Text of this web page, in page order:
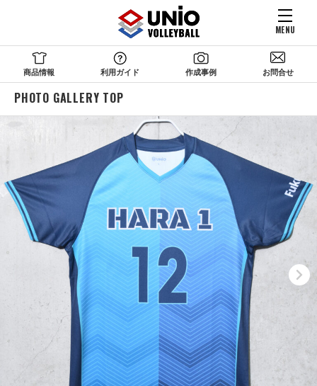
MENU
商品情報 利用ガイド 作成事例 お問合せ
PHOTO GALLERY TOP